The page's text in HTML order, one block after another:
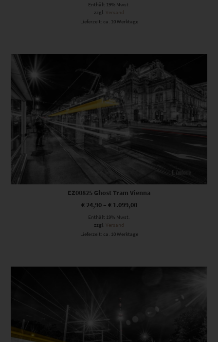
Enthält 19% Mwst.
zzgl. Versand
Lieferzeit: ca. 10 Werktage
Dieses Produkt weist mehrere Varianten auf. Die Optionen können auf der Produktseite gewählt werden
EZ00825 Ghost Tram Vienna
€24,90– €1.099,00
Enthält 19% Mwst.
zzgl. Versand
Lieferzeit: ca. 10 Werktage
Dieses Produkt weist mehrere Varianten auf. Die Optionen können auf der Produktseite gewählt werden